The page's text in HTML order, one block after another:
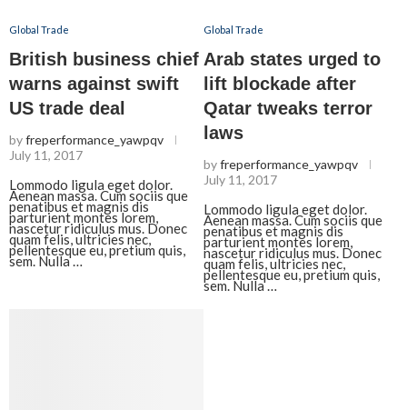
Global Trade
British business chief
warns against swift
US trade deal
byfreperformance_yawpqv
July 11, 2017
Lommodo ligula eget dolor.
Aenean massa. Cum sociis que
penatibus et magnis dis
parturient montes lorem,
nascetur ridiculus mus. Donec
quam felis, ultricies nec,
pellentesque eu, pretium quis,
sem. Nulla …
Global Trade
Arab states urged to
lift blockade after
Qatar tweaks terror
laws
byfreperformance_yawpqv
July 11, 2017
Lommodo ligula eget dolor.
Aenean massa. Cum sociis que
penatibus et magnis dis
parturient montes lorem,
nascetur ridiculus mus. Donec
quam felis, ultricies nec,
pellentesque eu, pretium quis,
sem. Nulla …